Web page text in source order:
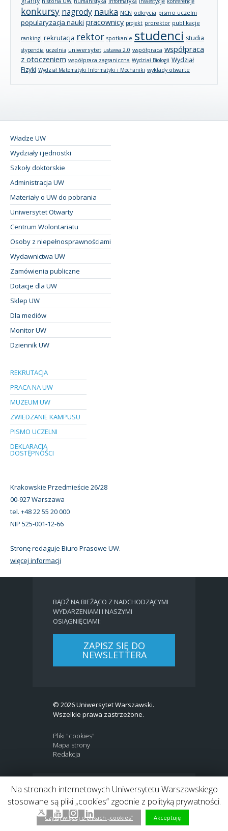
konkursy nagrody nauka NCN odkrycia pismo uczelni
popularyzacja nauki pracownicy projekt prorektor publikacje
rankingi rekrutacja rektor spotkanie studenci studia
stypendia uczelnia uniwersytet ustawa 2.0 współpraca współpraca
z otoczeniem współpraca zagraniczna Wydział Biologii Wydział
Fizyki Wydział Matematyki Informatyki i Mechaniki wykłady otwarte
Władze UW
Wydziały i jednostki
Szkoły doktorskie
Administracja UW
Materiały o UW do pobrania
Uniwersytet Otwarty
Centrum Wolontariatu
Osoby z niepełnosprawnościami
Wydawnictwa UW
Zamówienia publiczne
Dotacje dla UW
Sklep UW
Dla mediów
Monitor UW
Dziennik UW
REKRUTACJA
PRACA NA UW
MUZEUM UW
ZWIEDZANIE KAMPUSU
PISMO UCZELNI
DEKLARACJA
DOSTĘPNOŚCI
Krakowskie Przedmieście 26/28
00-927 Warszawa
tel. +48 22 55 20 000
NIP 525-001-12-66
Stronę redaguje Biuro Prasowe UW.
więcej informacji
BĄDŹ NA BIEŻĄCO Z NADCHODZĄCYMI
WYDARZENIAMI I NASZYMI
OSIĄGNIĘCIAMI:
ZAPISZ SIĘ DO
NEWSLETTERA
© 2026 Uniwersytet Warszawski.
Wszelkie prawa zastrzeżone.
Pliki "cookies"
Mapa strony
Redakcja
BIP | EN
Link do profilu Facebook
Link to Twitter profile
Link do kanału Youtube
Link do profilu Instagram
Link do profilu LinkedIn
Na stronach internetowych Uniwersytetu Warszawskiego
stosowane są pliki „cookies” zgodnie z polityką prywatności.
Czytaj więcej o plikach „cookies” Akceptuję